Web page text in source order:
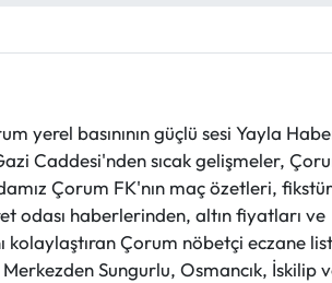
yerel basınının güçlü sesi Yayla
Caddesi'nden sıcak gelişmeler,
Çorum FK'nın maç özetleri,
odası haberlerinden, altın fiyatları ve
kolaylaştıran Çorum nöbetçi eczane
Sungurlu, Osmancık, İskilip